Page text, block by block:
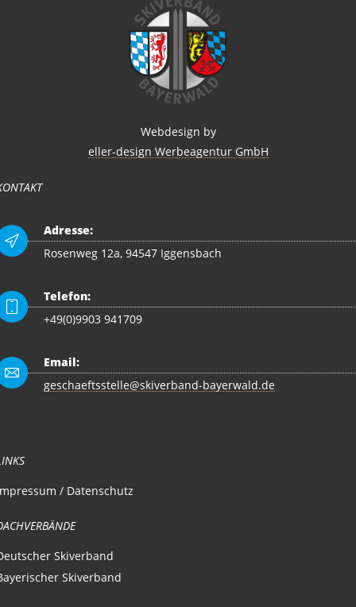
Webdesign by
eller-design Werbeagentur GmbH
Adresse:
Rosenweg 12a, 94547 Iggensbach
Telefon:
+49(0)9903 941709
Email:
geschaeftsstelle@skiverband-bayerwald.de
/ Datenschutz
Skiverband
Skiverband